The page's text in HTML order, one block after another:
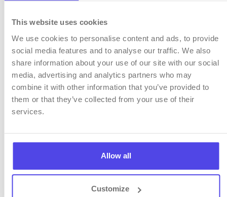
This website uses cookies
We use cookies to personalise content and ads, to provide
social media features and to analyse our traffic. We also
share information about your use of our site with our social
media, advertising and analytics partners who may
combine it with other information that you’ve provided to
them or that they’ve collected from your use of their
services.
Allow all
Customize
API
Hubungkan mobile-calendar dengan
portal OTA melalui integrasi API.
Pertukaran data otomatis memungkinkan